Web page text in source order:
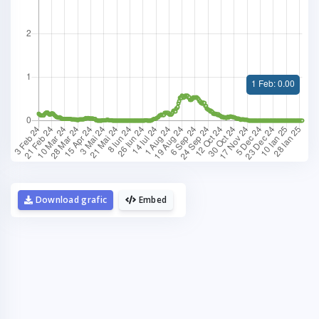
Embed
Download grafic
La fel cum tie iti plac graficele,